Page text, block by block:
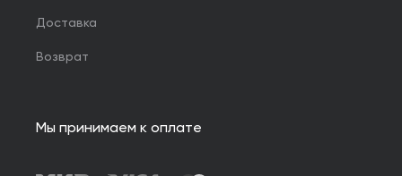
Доставка
Возврат
Мы принимаем к оплате